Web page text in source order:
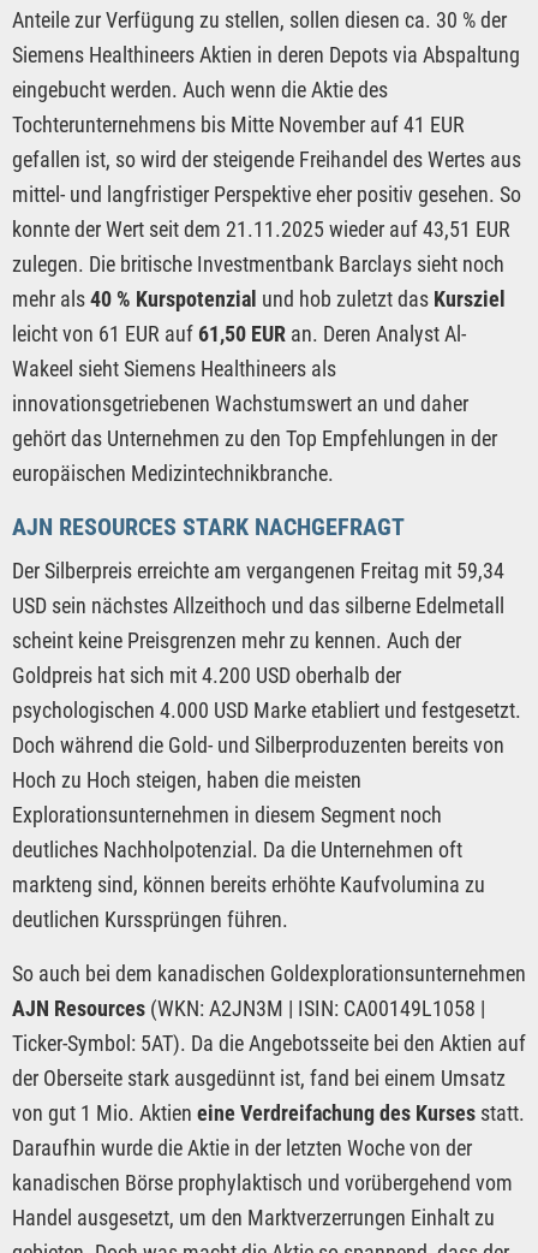
Anteile zur Verfügung zu stellen, sollen diesen ca. 30 % der
Siemens Healthineers Aktien in deren Depots via Abspaltung
eingebucht werden. Auch wenn die Aktie des
Tochterunternehmens bis Mitte November auf 41 EUR
gefallen ist, so wird der steigende Freihandel des Wertes aus
mittel- und langfristiger Perspektive eher positiv gesehen. So
konnte der Wert seit dem 21.11.2025 wieder auf 43,51 EUR
zulegen. Die britische Investmentbank Barclays sieht noch
mehr als40 % Kurspotenzial und hob zuletzt das Kursziel
leicht von 61 EUR auf 61,50 EUR an. Deren Analyst Al-
Wakeel sieht Siemens Healthineers als
innovationsgetriebenen Wachstumswert an und daher
gehört das Unternehmen zu den Top Empfehlungen in der
europäischen Medizintechnikbranche.
AJN RESOURCES STARK NACHGEFRAGT
Der Silberpreis erreichte am vergangenen Freitag mit 59,34
USD sein nächstes Allzeithoch und das silberne Edelmetall
scheint keine Preisgrenzen mehr zu kennen. Auch der
Goldpreis hat sich mit 4.200 USD oberhalb der
psychologischen 4.000 USD Marke etabliert und festgesetzt.
Doch während die Gold- und Silberproduzenten bereits von
Hoch zu Hoch steigen, haben die meisten
Explorationsunternehmen in diesem Segment noch
deutliches Nachholpotenzial. Da die Unternehmen oft
markteng sind, können bereits erhöhte Kaufvolumina zu
deutlichen Kurssprüngen führen.
So auch bei dem kanadischen Goldexplorationsunternehmen
AJN Resources (WKN: A2JN3M | ISIN: CA00149L1058 |
Ticker-Symbol: 5AT). Da die Angebotsseite bei den Aktien auf
der Oberseite stark ausgedünnt ist, fand bei einem Umsatz
von gut 1 Mio. Aktien eine Verdreifachung des Kurses statt.
Daraufhin wurde die Aktie in der letzten Woche von der
kanadischen Börse prophylaktisch und vorübergehend vom
Handel ausgesetzt, um den Marktverzerrungen Einhalt zu